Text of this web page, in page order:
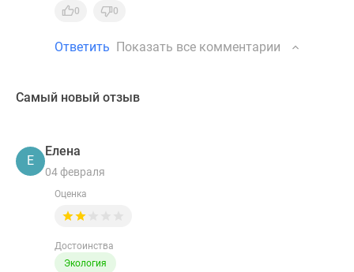
0 0
Ответить Показать все комментарии
Самый новый отзыв
Е
Елена
04 февраля
Оценка
Достоинства
Экология